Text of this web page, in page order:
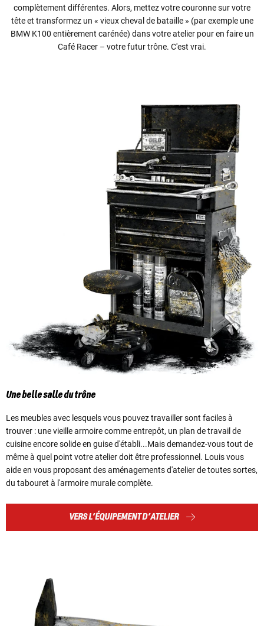
complètement différentes. Alors, mettez votre couronne sur votre
tête et transformez un « vieux cheval de bataille » (par exemple une
BMW K100 entièrement carénée) dans votre atelier pour en faire un
Café Racer – votre futur trône. C'est vrai.
Une belle salle du trône
Les meubles avec lesquels vous pouvez travailler sont faciles à
trouver : une vieille armoire comme entrepôt, un plan de travail de
cuisine encore solide en guise d'établi...Mais demandez-vous tout de
même à quel point votre atelier doit être professionnel. Louis vous
aide en vous proposant des aménagements d'atelier de toutes sortes,
du tabouret à l'armoire murale complète.
VERS L’ÉQUIPEMENT D’ATELIER